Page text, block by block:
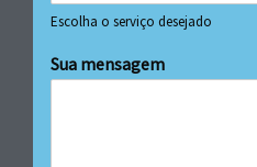
Escolha o serviço desejado
Sua mensagem